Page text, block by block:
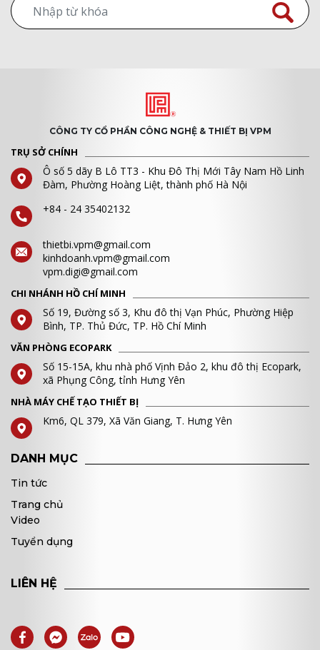
CÔNG TY CỔ PHẦN CÔNG NGHỆ & THIẾT BỊ VPM
TRỤ SỞ CHÍNH
Ô số 5 dãy B Lô TT3 - Khu Đô Thị Mới Tây Nam Hồ Linh
Đàm, Phường Hoàng Liệt, thành phố Hà Nội
+84 - 24 35402132
thietbi.vpm@gmail.com
kinhdoanh.vpm@gmail.com
vpm.digi@gmail.com
CHI NHÁNH HỒ CHÍ MINH
Số 19, Đường số 3, Khu đô thị Vạn Phúc, Phường Hiệp
Bình, TP. Thủ Đức, TP. Hồ Chí Minh
VĂN PHÒNG ECOPARK
Số 15-15A, khu nhà phố Vịnh Đảo 2, khu đô thị Ecopark,
xã Phụng Công, tỉnh Hưng Yên
NHÀ MÁY CHẾ TẠO THIẾT BỊ
Km6, QL 379, Xã Văn Giang, T. Hưng Yên
DANH MỤC
Tin tức
Trang chủ
Video
Tuyển dụng
LIÊN HỆ